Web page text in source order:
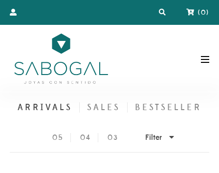
(0)
ARRIVALS SALES BESTSELLER
05 04 03 Filter